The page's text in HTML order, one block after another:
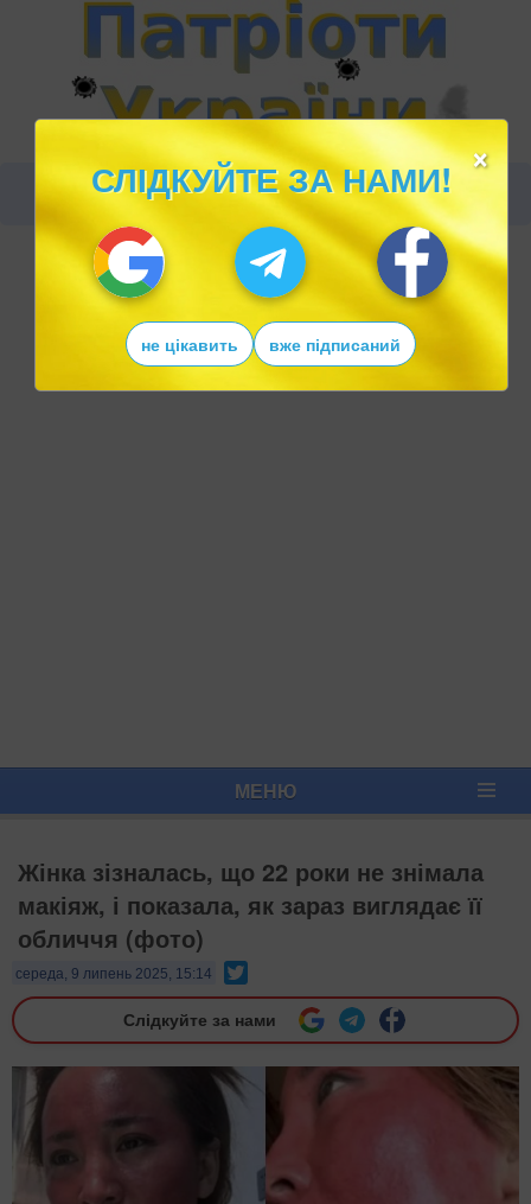
МЕНЮ
Жінка зізналась, що 22 роки не знімала
макіяж, і показала, як зараз виглядає її
обличчя (фото)
середа, 9 липень 2025, 15:14
Слідкуйте за нами
×
СЛІДКУЙТЕ ЗА НАМИ!
не цікавить вже підписаний